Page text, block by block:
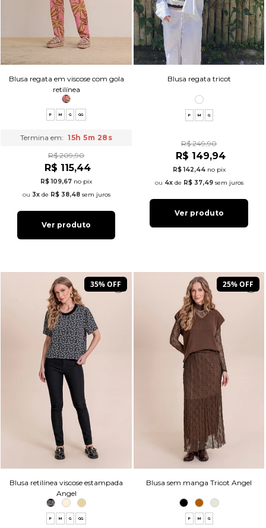
Blusa regata em viscose com gola
retilínea
P M G GG
Termina em: 15h 5m 27s
R$ 209,90
R$ 115,44
R$ 109,67 no pix
3xde R$ 38,48sem juros
Ver produto
Blusa regata tricot
P M G
R$ 249,90
R$ 149,94
R$ 142,44 no pix
4xde R$ 37,49sem juros
Ver produto
35% OFF
Blusa retilínea viscose estampada
Angel
P M G GG
25% OFF
Blusa sem manga Tricot Angel
P M G